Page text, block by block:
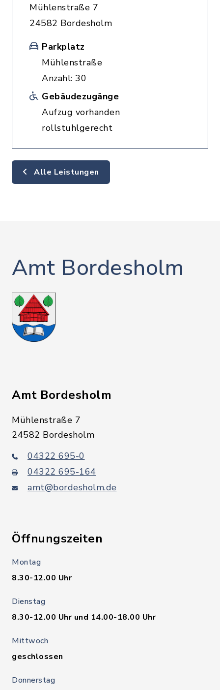
Mühlenstraße 7
24582 Bordesholm
Parkplatz
Mühlenstraße
Anzahl: 30
Gebäudezugänge
Aufzug vorhanden
rollstuhlgerecht
Alle Leistungen
Amt Bordesholm
Amt Bordesholm
Mühlenstraße 7
24582 Bordesholm
04322 695-0
04322 695-164
amt@bordesholm.de
Öffnungszeiten
Montag
8.30-12.00 Uhr
Dienstag
8.30-12.00 Uhr und 14.00-18.00 Uhr
Mittwoch
geschlossen
Donnerstag